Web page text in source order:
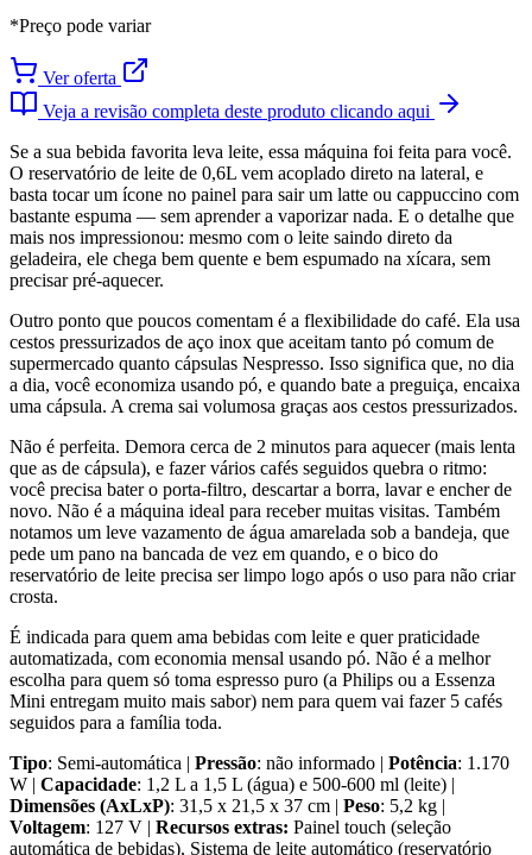
*Preço pode variar
Ver oferta
Veja a revisão completa deste produto clicando aqui
Se a sua bebida favorita leva leite, essa máquina foi feita para você.
O reservatório de leite de 0,6L vem acoplado direto na lateral, e
basta tocar um ícone no painel para sair um latte ou cappuccino com
bastante espuma — sem aprender a vaporizar nada. E o detalhe que
mais nos impressionou: mesmo com o leite saindo direto da
geladeira, ele chega bem quente e bem espumado na xícara, sem
precisar pré-aquecer.
Outro ponto que poucos comentam é a flexibilidade do café. Ela usa
cestos pressurizados de aço inox que aceitam tanto pó comum de
supermercado quanto cápsulas Nespresso. Isso significa que, no dia
a dia, você economiza usando pó, e quando bate a preguiça, encaixa
uma cápsula. A crema sai volumosa graças aos cestos pressurizados.
Não é perfeita. Demora cerca de 2 minutos para aquecer (mais lenta
que as de cápsula), e fazer vários cafés seguidos quebra o ritmo:
você precisa bater o porta-filtro, descartar a borra, lavar e encher de
novo. Não é a máquina ideal para receber muitas visitas. Também
notamos um leve vazamento de água amarelada sob a bandeja, que
pede um pano na bancada de vez em quando, e o bico do
reservatório de leite precisa ser limpo logo após o uso para não criar
crosta.
É indicada para quem ama bebidas com leite e quer praticidade
automatizada, com economia mensal usando pó. Não é a melhor
escolha para quem só toma espresso puro (a Philips ou a Essenza
Mini entregam muito mais sabor) nem para quem vai fazer 5 cafés
seguidos para a família toda.
Tipo: Semi-automática | Pressão: não informado | Potência: 1.170
W | Capacidade: 1,2 L a 1,5 L (água) e 500-600 ml (leite) |
Dimensões (AxLxP): 31,5 x 21,5 x 37 cm | Peso: 5,2 kg |
Voltagem: 127 V | Recursos extras: Painel touch (seleção
automática de bebidas), Sistema de leite automático (reservatório